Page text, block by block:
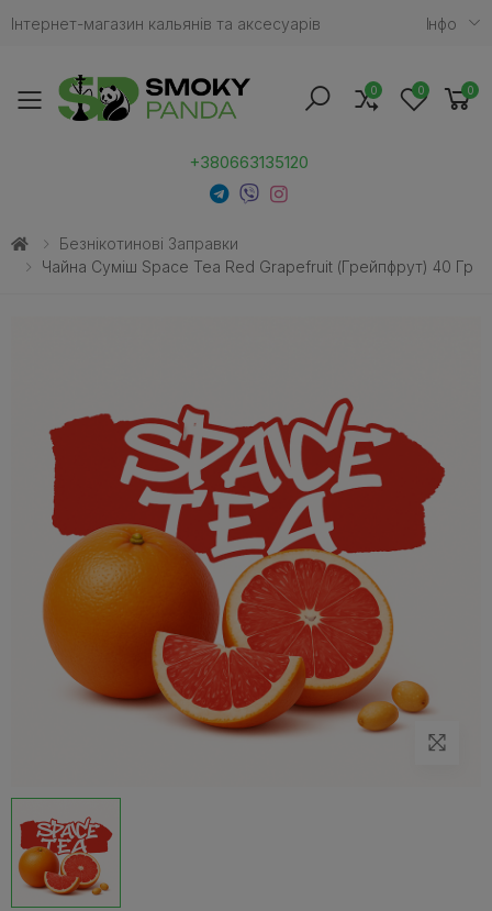
Інтернет-магазин кальянів та аксесуарів Iнфо
Toggle mobile menu
+380663135120
0 0 0
Безнікотинові Заправки
Чайна Суміш Space Tea Red Grapefruit (Грейпфрут) 40 Гр